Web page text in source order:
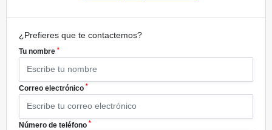
¿Prefieres que te contactemos?
Tu nombre *
Correo electrónico *
Número de teléfono *